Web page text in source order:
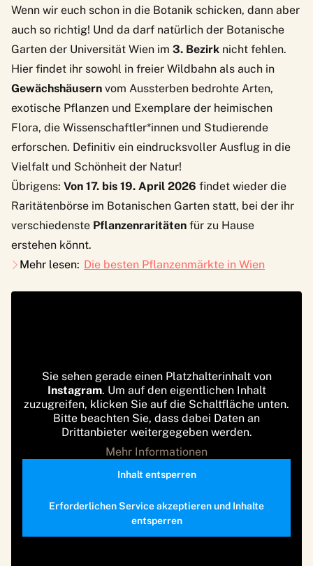
Wenn wir euch schon in die Botanik schicken, dann aber
auch so richtig! Und da darf natürlich der Botanische
Garten der Universität Wien im 3. Bezirk nicht fehlen.
Hier findet ihr sowohl in freier Wildbahn als auch in
Gewächshäusern vom Aussterben bedrohte Arten,
exotische Pflanzen und Exemplare der heimischen
Flora, die Wissenschaftler*innen und Studierende
erforschen. Definitiv ein eindrucksvoller Ausflug in die
Vielfalt und Schönheit der Natur!
Übrigens: Von 17. bis 19. April 2026 findet wieder die
Raritätenbörse im Botanischen Garten statt, bei der ihr
verschiedenste Pflanzenraritäten für zu Hause
erstehen könnt.
Mehr lesen: Die besten Pflanzenmärkte in Wien
Sie sehen gerade einen Platzhalterinhalt von
Instagram. Um auf den eigentlichen Inhalt
zuzugreifen, klicken Sie auf die Schaltfläche unten.
Bitte beachten Sie, dass dabei Daten an
Drittanbieter weitergegeben werden.
Mehr Informationen
Inhalt entsperren
Erforderlichen Service akzeptieren und Inhalte
entsperren